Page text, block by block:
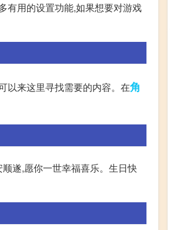
有用的设置功能,如果想要对游戏
以来这里寻找需要的内容。在角
遂,愿你一世幸福喜乐。生日快